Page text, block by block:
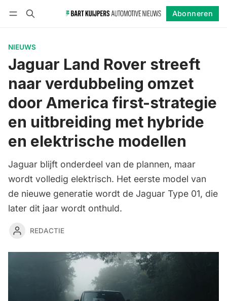
Abonneren
NIEUWS
Jaguar Land Rover streeft
naar verdubbeling omzet
door America first-strategie
en uitbreiding met hybride
en elektrische modellen
Jaguar blijft onderdeel van de plannen, maar
wordt volledig elektrisch. Het eerste model van
de nieuwe generatie wordt de Jaguar Type 01, die
later dit jaar wordt onthuld.
REDACTIE